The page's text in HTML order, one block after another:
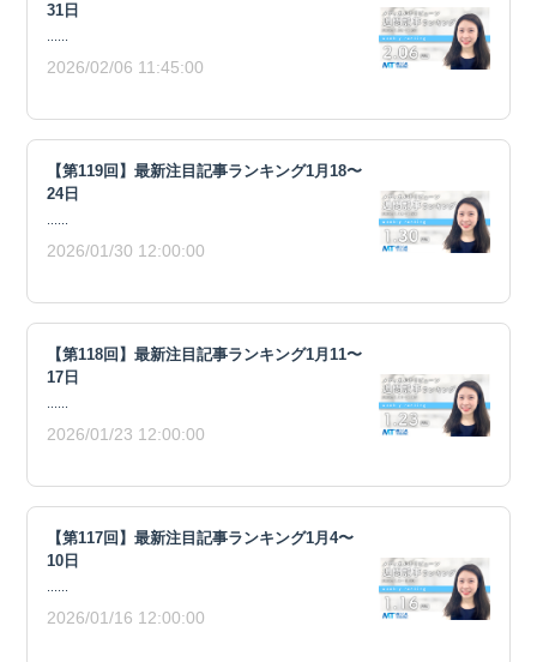
31日
2026/02/06 11:45:00
【第119回】最新注目記事ランキング1月18〜
24日
2026/01/30 12:00:00
【第118回】最新注目記事ランキング1月11〜
17日
2026/01/23 12:00:00
【第117回】最新注目記事ランキング1月4〜
10日
2026/01/16 12:00:00